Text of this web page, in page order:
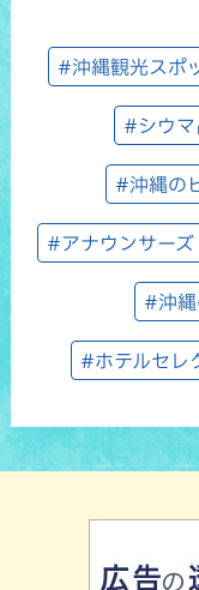
#沖縄観光スポ
#シウマ
#沖縄の
#アナウンサーズ
#沖縄
#ホテルセレ